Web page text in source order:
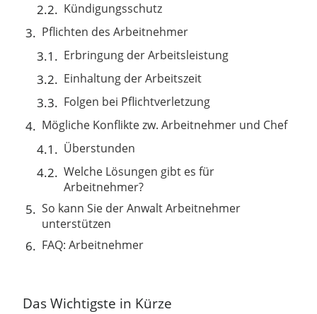
Kündigungsschutz
Pflichten des Arbeitnehmer
Erbringung der Arbeitsleistung
Einhaltung der Arbeitszeit
Folgen bei Pflichtverletzung
Mögliche Konflikte zw. Arbeitnehmer und Chef
Überstunden
Welche Lösungen gibt es für
Arbeitnehmer?
So kann Sie der Anwalt Arbeitnehmer
unterstützen
FAQ: Arbeitnehmer
Das Wichtigste in Kürze